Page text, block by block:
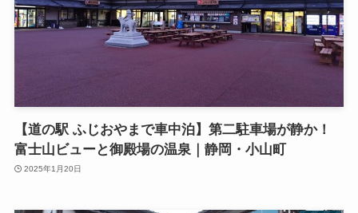
【道の駅 ふじおやまで車中泊】第二駐車場が静か！
富士山ビューと御殿場の温泉｜静岡・小山町
2025年1月20日